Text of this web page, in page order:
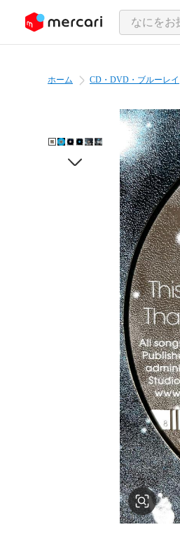
ツにスキップ
ホーム CD・DVD・ブルーレイ